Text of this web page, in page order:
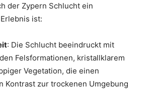
der Zypern Schlucht ein
ist:
: Die Schlucht beeindruckt mit
Felsformationen, kristallklarem
Vegetation, die einen
Kontrast zur trockenen Umgebung